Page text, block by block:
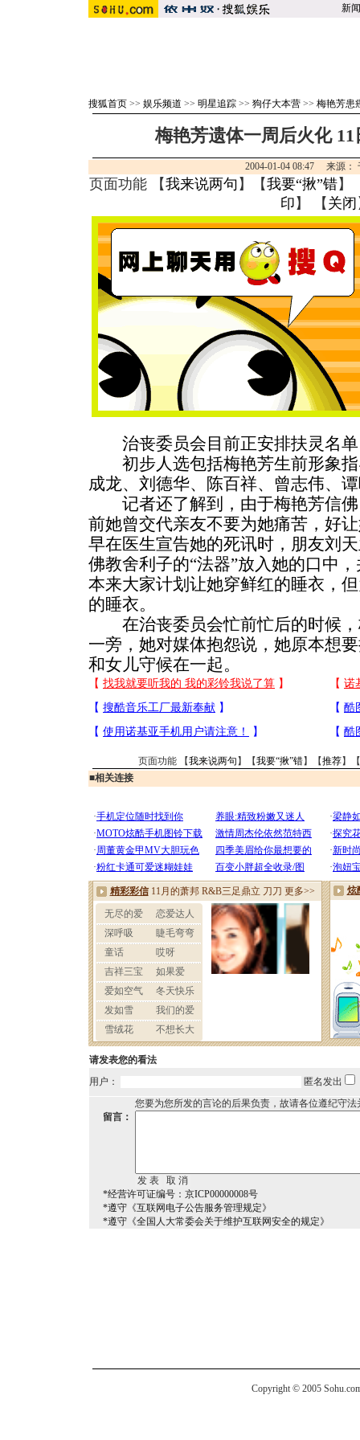
新闻
搜狐首页 >> 娱乐频道 >> 明星追踪 >> 狗仔大本营 >> 梅艳芳患
梅艳芳遗体一周后火化
2004-01-04 08:47 来源：
页面功能 【我来说两句 】【我要“揪”错】
印 】 【 关闭
治丧委员会目前正安排扶灵名单
初步人选包括梅艳芳生前形象指
成龙、刘德华、陈百祥、曾志伟、
记者还了解到，由于梅艳芳信佛
前她曾交代亲友不要为她痛苦，好
早在医生宣告她的死讯时，朋友刘
佛教舍利子的“法器”放入她的口中
本来大家计划让她穿鲜红的睡衣，
的睡衣。
在治丧委员会忙前忙后的时候，
一旁，她对媒体抱怨说，她原本想
和女儿守候在一起。
页面功能 【我来说两句 】【我要“揪”错】【推荐】
■相关连接
请发表您的看法
用户：
匿名发出
您要为您所发的言论的后果负责，故请各位遵纪守
留言：
*经营许可证编号：京ICP00000008号
*遵守《互联网电子公告服务管理规定》
*遵守《全国人大常委会关于维护互联网安全的规定》
Copyright © 2005